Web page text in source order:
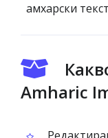
амхарски
Amharic